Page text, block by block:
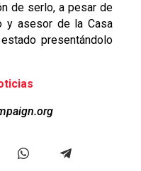
de serlo, a pesar de
y asesor de la Casa
presentándolo